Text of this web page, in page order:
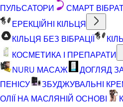
ПУЛЬСАТОРИ
СМАРТ
ЕРЕКЦІЙНІ КІЛЬЦЯ
КІЛЬЦЯ БЕЗ ВІБРАЦІЇ
КОСМЕТИКА І ПРЕПАРАТИ
NURU МАСАЖ
ДОГЛЯД
ПЕНІСУ
ЗБУДЖУВАЛЬНІ
ОЛІЇ НА МАСЛЯНІЙ ОСНОВІ